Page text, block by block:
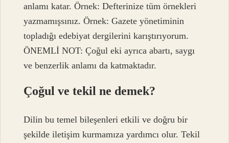
anlamı katar. Örnek: Defterinize tüm örnekleri
yazmamışsınız. Örnek: Gazete yönetiminin
topladığı edebiyat dergilerini karıştırıyorum.
ÖNEMLİ NOT: Çoğul eki ayrıca abartı, saygı
ve benzerlik anlamı da katmaktadır.
Çoğul ve tekil ne demek?
Dilin bu temel bileşenleri etkili ve doğru bir
şekilde iletişim kurmamıza yardımcı olur. Tekil